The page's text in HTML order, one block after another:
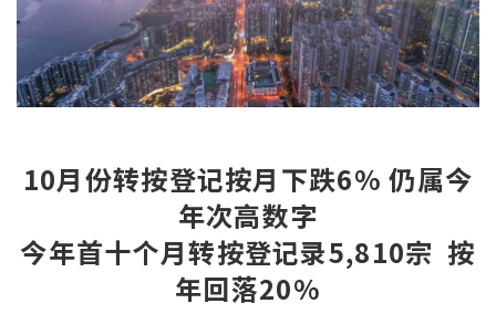
私人贷款
优惠礼遇
中原按揭标签优惠
10月份转按登记按月下跌6% 仍属今
年次高数字
今年首十个月转按登记录5,810宗 按
年回落20%